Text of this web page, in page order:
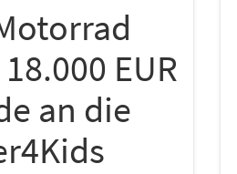
EUR
an die